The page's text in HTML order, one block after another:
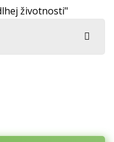
životnosti"